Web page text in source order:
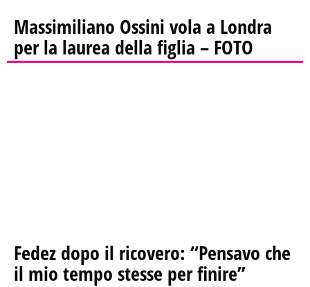
Massimiliano Ossini vola a Londra
per la laurea della figlia – FOTO
Fedez dopo il ricovero: “Pensavo che
il mio tempo stesse per finire”